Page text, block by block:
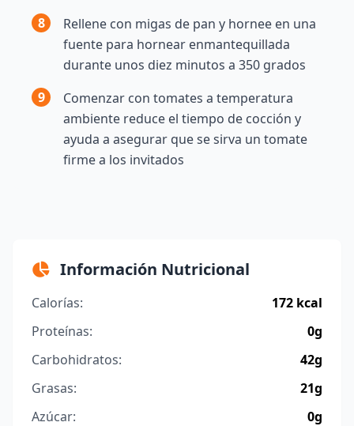
8
Rellene con migas de pan y hornee en una
fuente para hornear enmantequillada
durante unos diez minutos a 350 grados
9
Comenzar con tomates a temperatura
ambiente reduce el tiempo de cocción y
ayuda a asegurar que se sirva un tomate
firme a los invitados
Información Nutricional
Calorías:
172 kcal
Proteínas:
0g
Carbohidratos:
42g
Grasas:
21g
Azúcar:
0g